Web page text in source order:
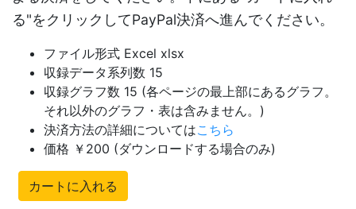
る"をクリックしてPayPal決済へ進んでください。
ファイル形式 Excel xlsx
収録データ系列数 15
収録グラフ数 15 (各ページの最上部にあるグラフ。
それ以外のグラフ・表は含みません。)
決済方法の詳細についてはこちら
価格 ￥200 (ダウンロードする場合のみ)
カートに入れる